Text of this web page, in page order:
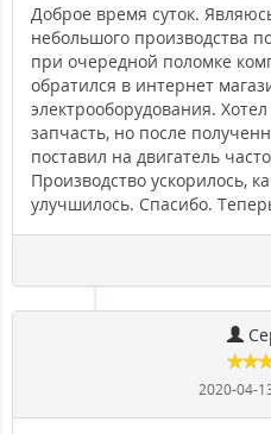
Доброе время суток.
небольшого производства
при очередной поломке
обратился в интернет
электрооборудования.
запчасть, но после
поставил на двигатель
Производство ускорилось,
улучшилось. Спасибо.
2020-04-